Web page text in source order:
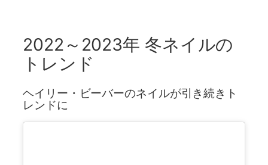
2022～2023年 冬ネイルの
トレンド
ヘイリー・ビーバーのネイルが引き続きト
レンドに